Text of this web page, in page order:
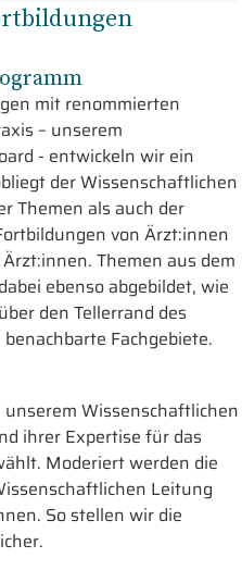
mit renommierten
– unserem
- entwickeln wir ein
der Wissenschaftlichen
Themen als auch der
von Ärzt:innen
Themen aus dem
ebenso abgebildet, wie
den Tellerrand des
Fachgebiete.
Wissenschaftlichen
ihrer Expertise für das
Moderiert werden die
Leitung
So stellen wir die